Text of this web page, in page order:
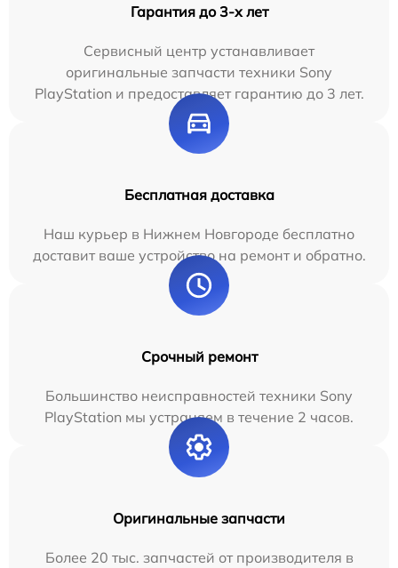
Гарантия до 3-х лет
Сервисный центр устанавливает
оригинальные запчасти техники Sony
PlayStation и предоставляет гарантию до 3 лет.
Бесплатная доставка
Наш курьер в Нижнем Новгороде бесплатно
доставит ваше устройство на ремонт и обратно.
Срочный ремонт
Большинство неисправностей техники Sony
PlayStation мы устраняем в течение 2 часов.
Оригинальные запчасти
Более 20 тыс. запчастей от производителя в